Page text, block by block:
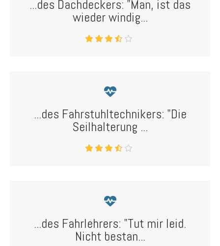
...des Dachdeckers: "Man, ist das
wieder windig...
...des Fahrstuhltechnikers: "Die
Seilhalterung ...
...des Fahrlehrers: "Tut mir leid.
Nicht bestan...